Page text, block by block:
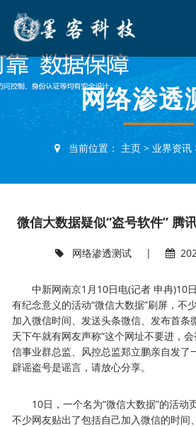
网络渗透
当前位置：主页>业界资讯
微信大数据疑似“盗号软件” 腾
网络渗透测试 |
中新网南京1月10日电(记者 申冉)10
有纪念意义的活动“微信大数据”刷屏，不
加入微信时间、发送头条微信、发布首条
天下午就有网友声称“这个网址不要进，
信事业群总监、风控总监郑立鹏亲自发了
辟谣盗号是谣言，请放心分享。
10日，一个名为“微信大数据”的活动
不少网友贴出了包括自己加入微信的时间